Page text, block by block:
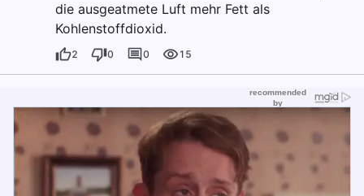
die ausgeatmete Luft mehr Fett als
Kohlenstoffdioxid.
2 0 0 15